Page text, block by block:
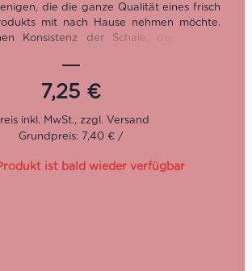
die die ganze Qualität eines frisch
mit nach Hause nehmen möchte.
Konsistenz der Schale, der starken
Kirschtomaten im Glas perfekt für eine
bei der keine ihrer
Eigenschaften verändert wird.
del Piennolo del Vesuvio DOP
wie es der Name schon verrät, von den
des Vesuvs . Inserbo ist dort der
Das Familienunternehmen wurde 1983
7,25 €
Grundpreis: 7,40 € /
ist bald wieder verfügbar